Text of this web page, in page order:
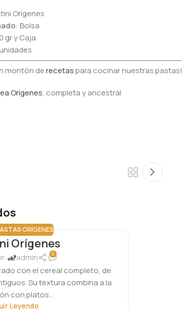
: Bolsa
gr y Caja
montón derecetaspara cocinar nuestras pastas!
Orígenes, completa y ancestral
ORÍGENES
Orígenes
admin 0
con el cereal completo, de
Su textura combina a la
con platos...
Leyendo